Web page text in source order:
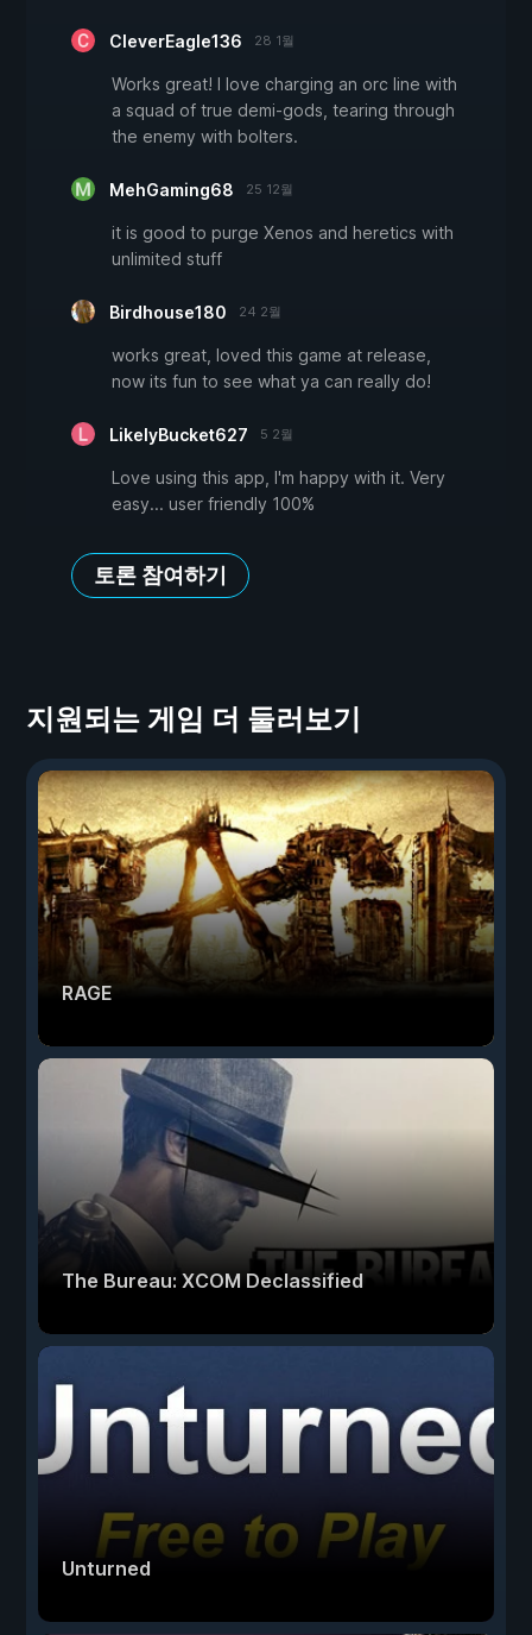
CleverEagle136 28 1월
Works great! I love charging an orc line with
a squad of true demi-gods, tearing through
the enemy with bolters.
MehGaming68 25 12월
it is good to purge Xenos and heretics with
unlimited stuff
Birdhouse180 24 2월
works great, loved this game at release,
now its fun to see what ya can really do!
LikelyBucket627 5 2월
Love using this app, I'm happy with it. Very
easy... user friendly 100%
토론 참여하기
지원되는 게임 더 둘러보기
RAGE
The Bureau: XCOM Declassified
Unturned